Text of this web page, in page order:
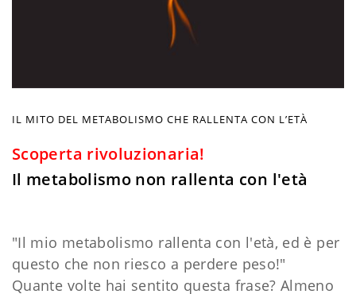
IL MITO DEL METABOLISMO CHE RALLENTA CON L’ETÀ
Scoperta rivoluzionaria!
Il metabolismo non rallenta con l'età
"Il mio metabolismo rallenta con l'età, ed è per
questo che non riesco a perdere peso!"
Quante volte hai sentito questa frase? Almeno